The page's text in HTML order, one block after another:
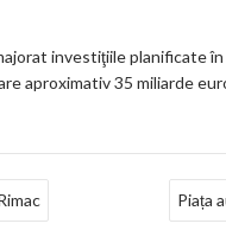
investiţiile planificate
aproximativ 35 miliarde
Piața